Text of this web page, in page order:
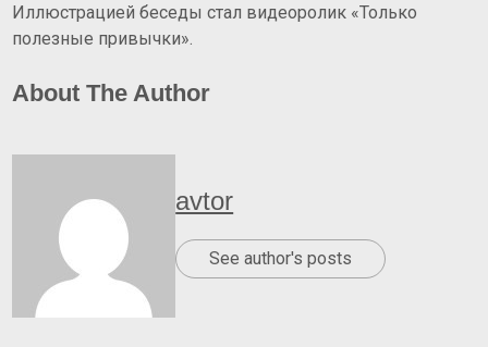
Иллюстрацией беседы стал видеоролик «Только
полезные привычки».
About The Author
avtor
See author's posts